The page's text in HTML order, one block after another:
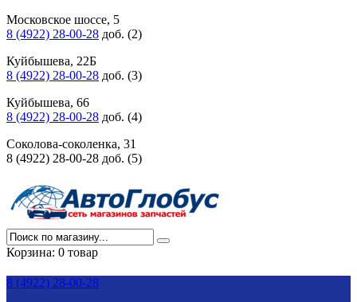
Московское шоссе, 5
8 (4922) 28-00-28 доб. (2)
Куйбышева, 22Б
8 (4922) 28-00-28 доб. (3)
Куйбышева, 66
8 (4922) 28-00-28 доб. (4)
Соколова-соколенка, 31
8 (4922) 28-00-28 доб. (5)
Корзина: 0 товар
8 (4922) 28-00-28